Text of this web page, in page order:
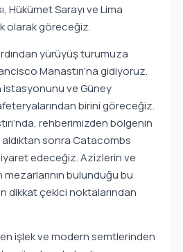
Hükümet Sarayı ve Lima
olarak göreceğiz.
yürüyüş turumuza
Manastırı’na gidiyoruz.
ve Güney
birini göreceğiz.
rehberimizden bölgenin
aldıktan sonra Catacombs
edeceğiz. Azizlerin ve
bulunduğu bu
dikkat çekici noktalarından
en işlek ve modern semtlerinden